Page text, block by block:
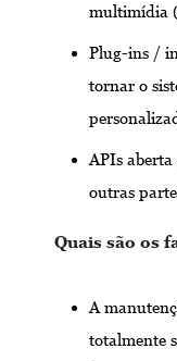
multimídia
Plug-ins /
tornar o
APIs aberta
outras
Quais são os
A
totalmente